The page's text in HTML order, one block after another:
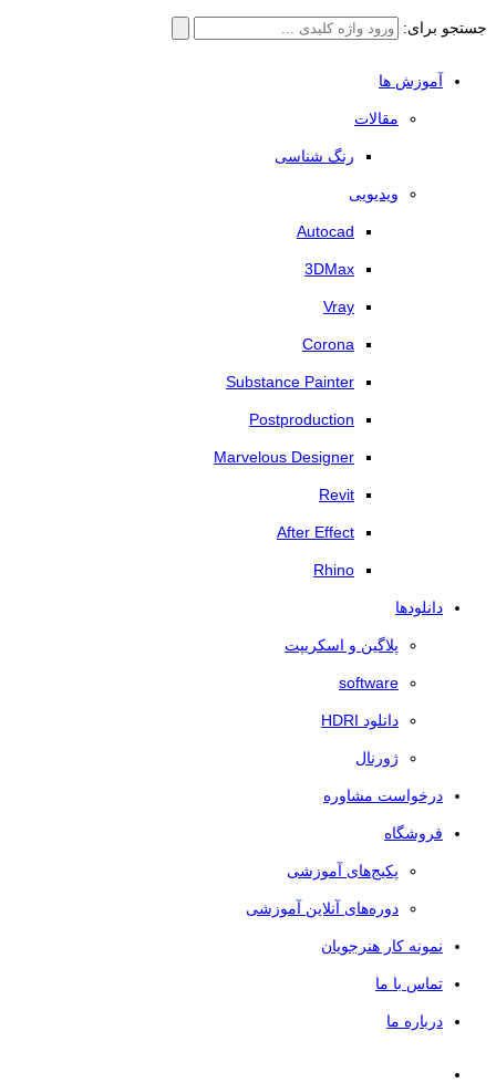
جستجو برای:
آموزش ها
مقالات
رنگ شناسی
ویدیویی
Autocad
3DMax
Vray
Corona
Substance Painter
Postproduction
Marvelous Designer
Revit
After Effect
Rhino
دانلودها
پلاگین و اسکریپت
software
دانلود HDRI
ژورنال
درخواست مشاوره
فروشگاه
پکیج‌های آموزشی
دوره‌های آنلاین آموزشی
نمونه کار هنرجویان
تماس با ما
درباره ما